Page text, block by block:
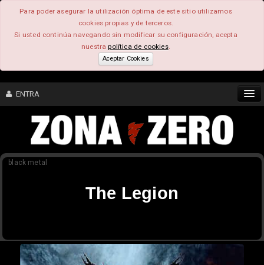
Para poder asegurar la utilización óptima de este sitio utilizamos
cookies propias y de terceros.
Si usted continúa navegando sin modificar su configuración, acepta
nuestrapolítica de cookies.
Aceptar Cookies
ENTRA
CONTENIDO
black metal
The Legion